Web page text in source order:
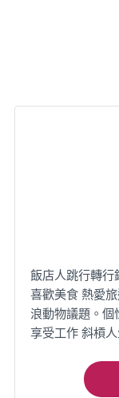
飯店人跳行轉行
喜歡美食 熱愛
浪動物議題。個
享受工作 斜槓人